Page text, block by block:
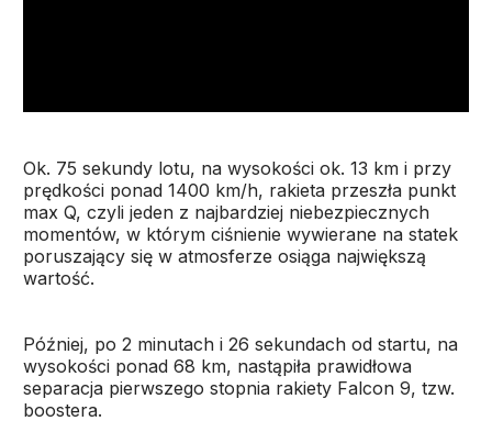
Ok. 75 sekundy lotu, na wysokości ok. 13 km i przy
prędkości ponad 1400 km/h, rakieta przeszła punkt
max Q, czyli jeden z najbardziej niebezpiecznych
momentów, w którym ciśnienie wywierane na statek
poruszający się w atmosferze osiąga największą
wartość.
Później, po 2 minutach i 26 sekundach od startu, na
wysokości ponad 68 km, nastąpiła prawidłowa
separacja pierwszego stopnia rakiety Falcon 9, tzw.
boostera.